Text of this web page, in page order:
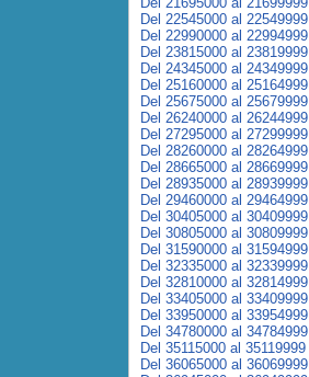
Del 22545000 al 22549999
Del 22990000 al 22994999
Del 23815000 al 23819999
Del 24345000 al 24349999
Del 25160000 al 25164999
Del 25675000 al 25679999
Del 26240000 al 26244999
Del 27295000 al 27299999
Del 28260000 al 28264999
Del 28665000 al 28669999
Del 28935000 al 28939999
Del 29460000 al 29464999
Del 30405000 al 30409999
Del 30805000 al 30809999
Del 31590000 al 31594999
Del 32335000 al 32339999
Del 32810000 al 32814999
Del 33405000 al 33409999
Del 33950000 al 33954999
Del 34780000 al 34784999
Del 35115000 al 35119999
Del 36065000 al 36069999